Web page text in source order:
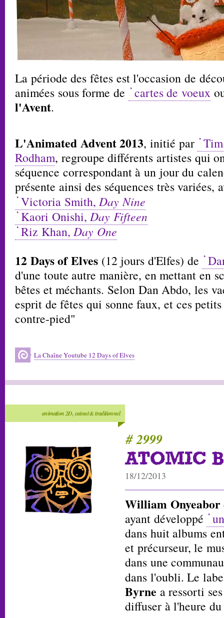
La période des fêtes est l'occasion de
animées sous forme de
cartes de voeux
l'Avent.
L'Animated Advent 2013, initié par
Rodham, regroupe différents artistes qui
séquence correspondant à un jour du
présente ainsi des séquences très variées,
Victoria Smith,Day Nine
Kaori Onishi,Day Fifteen
Riz Khan,Day One
12 Days of Elves (12 jours d'Elfes) de
d'une toute autre manière, en mettant en
bêtes et méchants. Selon Dan Abdo, les
esprit de fêtes qui sonne faux, et ces
contre-pied"
La Chaîne Youtube 12 Days of Elves
animation 2D, cutout & traditionnel
# 2999
ATOMIC
18/12/2013
William Onyeabor
ayant développé
dans huit albums
et précurseur, le
dans une
dans l'oubli. Le
Byrne a ressorti
diffuser à l'heure